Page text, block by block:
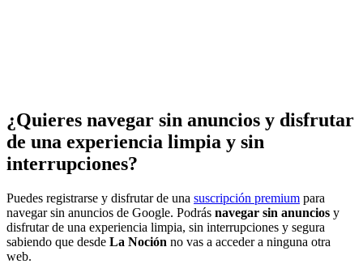
¿Quieres navegar sin anuncios y disfrutar
de una experiencia limpia y sin
interrupciones?
Puedes registrarse y disfrutar de una suscripción premium para
navegar sin anuncios de Google. Podrás navegar sin anuncios y
disfrutar de una experiencia limpia, sin interrupciones y segura
sabiendo que desde La Noción no vas a acceder a ninguna otra
web.